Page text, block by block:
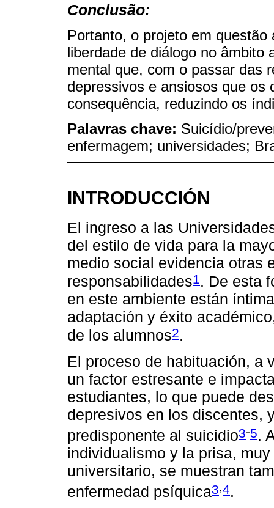
Conclusão:
Portanto, o projeto em
liberdade de diálogo no âmbito
mental que, com o passar das
depressivos e ansiosos que os
consequência, reduzindo os
Palavras chave: Suicídio/
enfermagem; universidades;
INTRODUCCIÓN
El ingreso a las
del estilo de vida para la
medio social evidencia otras
responsabilidades1. De esta
en este ambiente están
adaptación y éxito
de los alumnos2.
El proceso de habituación, a
un factor estresante e
estudiantes, lo que puede
depresivos en los discentes,
predisponente al suicidio3-5.
individualismo y la prisa,
universitario, se muestran
enfermedad psíquica3,4.